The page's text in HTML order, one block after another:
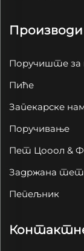
Производи
Поручиште за
Пиће
Запекарске
Поручивање
Пет Цооол &
Задржана
Пепељник